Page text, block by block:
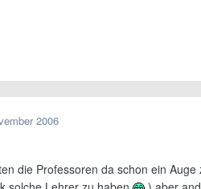
2006
die Professoren da schon ein